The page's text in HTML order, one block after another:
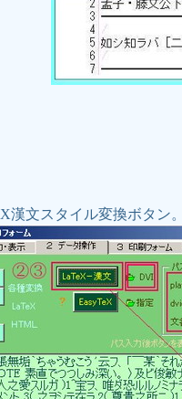
スタイル変換ボタン。